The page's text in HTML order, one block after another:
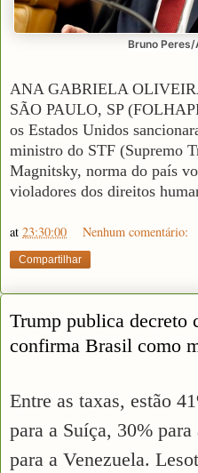
Bruno
ANA GABRIELA
SÃO PAULO, SP
os Estados Unidos
ministro do STF (Supremo
Magnitsky, norma do país
violadores dos direitos
at 23:30:00 Nenhum comentário:
Compartilhar
Trump publica decreto
confirma Brasil como
Entre as taxas, estão
para a Suíça, 30%
para a Venezuela.